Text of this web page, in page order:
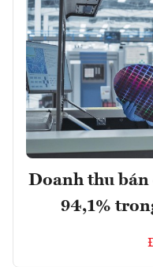
Doanh thu bán
94,1%